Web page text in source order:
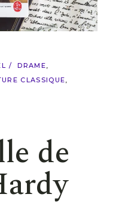
DRAME
CLASSIQUE
de